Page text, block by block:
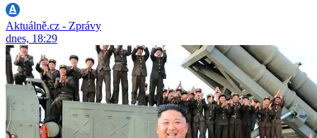
Aktuálně.cz - Zprávy
dnes, 18:29